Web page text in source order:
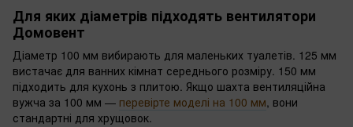
Для яких діаметрів підходять вентилятори
Домовент
Діаметр 100 мм вибирають для маленьких туалетів. 125 мм
вистачає для ванних кімнат середнього розміру. 150 мм
підходить для кухонь з плитою. Якщо шахта вентиляційна
вужча за 100 мм — перевірте моделі на 100 мм, вони
стандартні для хрущовок.